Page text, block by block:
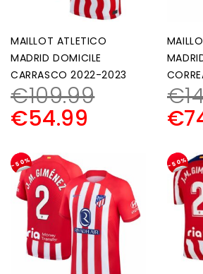
MAILLOT ATLETICO
MADRID DOMICILE
CARRASCO 2022-2023
€109.99
€54.99
€
€
-50% -50%